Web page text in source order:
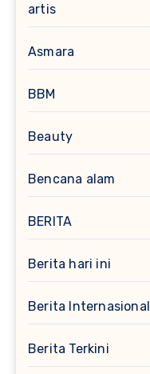
artis
Asmara
BBM
Beauty
Bencana alam
BERITA
Berita hari ini
Berita Internasional
Berita Terkini